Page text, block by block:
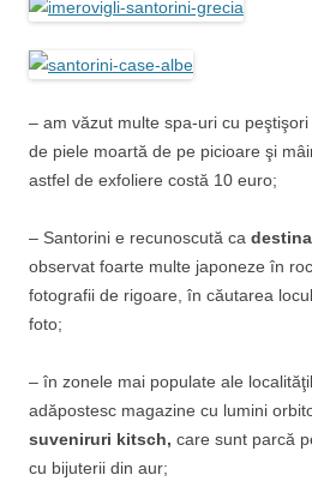
– am văzut multe spa-uri cu
de piele moartă de pe picioare şi
astfel de exfoliere costă 10 euro;
– Santorini e recunoscută ca
observat foarte multe japoneze în
fotografii de rigoare, în căutarea
foto;
– în zonele mai populate ale
adăpostesc magazine cu lumini
suveniruri kitsch, care sunt parcă
cu bijuterii din aur;